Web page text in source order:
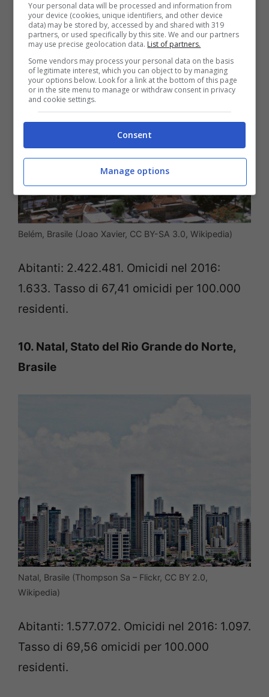
11. Belém, Stato del Pará, Brasile
Belém, Brasile (Joao Xavier, CC BY-SA 3.0, Wikipedia)
Abitanti: 2.422.481. Omicidi nel 2016:
1.633. Tasso di 67,41 omicidi per 100.000
residenti.
10. Natal, Stato del Rio Grande do Norte,
Brasile
Natal, Brasile (Thompson Sa – Flickr, CC BY 2.0,
Wikipedia)
Abitanti: 1.577.072. Omicidi nel 2016: 1.097.
Tasso di 69,56 omicidi per 100.000
residenti.
Your personal data will be processed and information from
your device (cookies, unique identifiers, and other device
data) may be stored by, accessed by and shared with 319
partners, or used specifically by this site. We and our partners
may use precise geolocation data. List of partners.
Some vendors may process your personal data on the basis
of legitimate interest, which you can object to by managing
your options below. Look for a link at the bottom of this page
or in the site menu to manage or withdraw consent in privacy
and cookie settings.
Consent
Manage options